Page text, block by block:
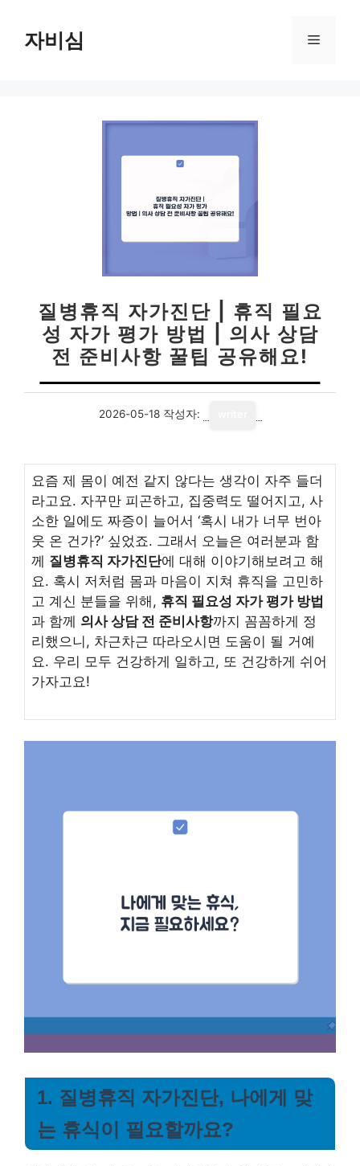
자비심 메
질병휴직 자가진단 | 휴직 필요
성 자가 평가 방법 | 의사 상담
전 준비사항 꿀팁 공유해요!
2026-05-18 작성자:
요즘 제 몸이 예전 같지 않다는 생각이 자주 들더
라고요. 자꾸만 피곤하고, 집중력도 떨어지고, 사
소한 일에도 짜증이 늘어서 ‘혹시 내가 너무 번아
웃 온 건가?’ 싶었죠. 그래서 오늘은 여러분과 함
께 질병휴직 자가진단에 대해 이야기해보려고 해
요. 혹시 저처럼 몸과 마음이 지쳐 휴직을 고민하
고 계신 분들을 위해, 휴직 필요성 자가 평가 방법
과 함께 의사 상담 전 준비사항까지 꼼꼼하게 정
리했으니, 차근차근 따라오시면 도움이 될 거예
요. 우리 모두 건강하게 일하고, 또 건강하게 쉬어
가자고요!
1. 질병휴직 자가진단, 나에게 맞
는 휴식이 필요할까요?